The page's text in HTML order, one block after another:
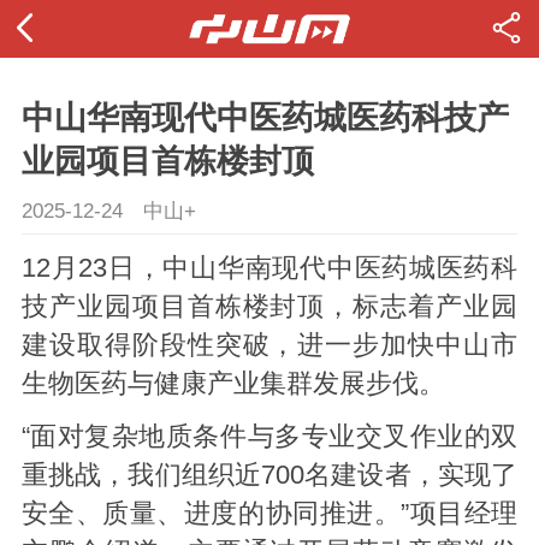
中山华南现代中医药城医药科技产
业园项目首栋楼封顶
2025-12-24 中山+
12月23日，中山华南现代中医药城医药科
技产业园项目首栋楼封顶，标志着产业园
建设取得阶段性突破，进一步加快中山市
生物医药与健康产业集群发展步伐。
“面对复杂地质条件与多专业交叉作业的双
重挑战，我们组织近700名建设者，实现了
安全、质量、进度的协同推进。”项目经理